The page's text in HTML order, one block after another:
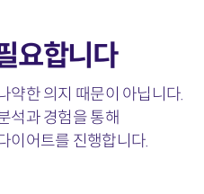
요합니다
약한 의지 때문이 아닙니다.
석과 경험을 통해
이어트를 진행합니다.